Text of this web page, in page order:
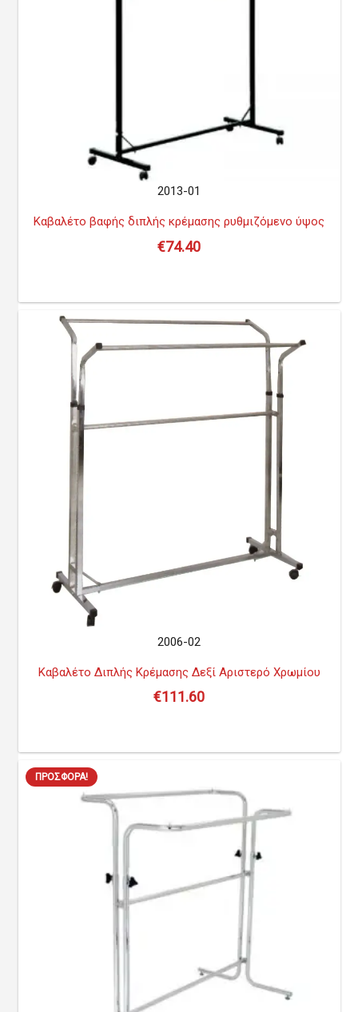
2013-01
Καβαλέτο βαφής διπλής κρέμασης ρυθμιζόμενο ύψος
€74.40
2006-02
Καβαλέτο Διπλής Κρέμασης Δεξί Αριστερό Χρωμίου
€111.60
ΠΡΟΣΦΟΡΆ!